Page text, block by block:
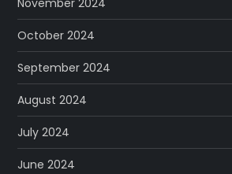
November 2024
October 2024
September 2024
August 2024
July 2024
June 2024